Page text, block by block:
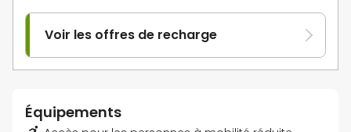
Voir les offres de recharge
Équipements